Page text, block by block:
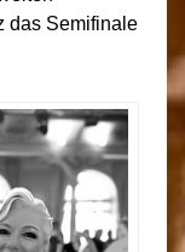
das Semifinale